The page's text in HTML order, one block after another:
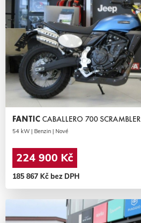
FANTIC CABALLERO 700 SCRAMBLER
54 kW | Benzin | Nové
224 900 Kč
185 867 Kč bez DPH